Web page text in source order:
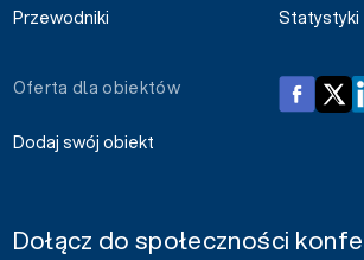
Przewodniki
Statystyki
Oferta dla obiektów
Dodaj swój obiekt
Dołącz do społeczności